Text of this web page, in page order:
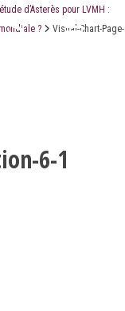
d’Asterès pour LVMH :
?
Visual-Chart-Page-
6-1